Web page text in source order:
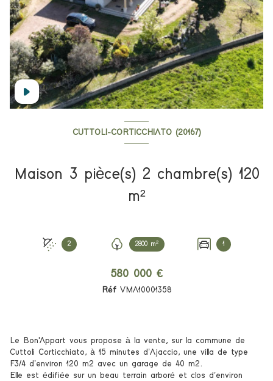
CUTTOLI-CORTICCHIATO (20167)
Maison 3 pièce(s) 2 chambre(s) 120
m²
2 2800 m² 1
580 000 €
Réf VMA10001358
Le Bon'Appart vous propose à la vente, sur la commune de
Cuttoli Corticchiato, à 15 minutes d’Ajaccio, une villa de type
F3/4 d’environ 120 m2 avec un garage de 40 m2.
Elle est édifiée sur un beau terrain arboré et clos d’environ